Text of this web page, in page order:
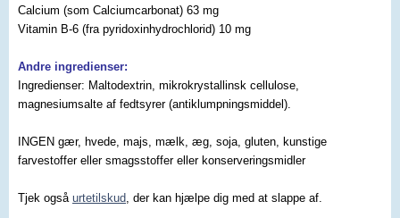
Calcium (som Calciumcarbonat) 63 mg
Vitamin B-6 (fra pyridoxinhydrochlorid) 10 mg
Andre ingredienser:
Ingredienser: Maltodextrin, mikrokrystallinsk cellulose,
magnesiumsalte af fedtsyrer (antiklumpningsmiddel).
INGEN gær, hvede, majs, mælk, æg, soja, gluten, kunstige
farvestoffer eller smagsstoffer eller konserveringsmidler
Tjek også urtetilskud, der kan hjælpe dig med at slappe af.